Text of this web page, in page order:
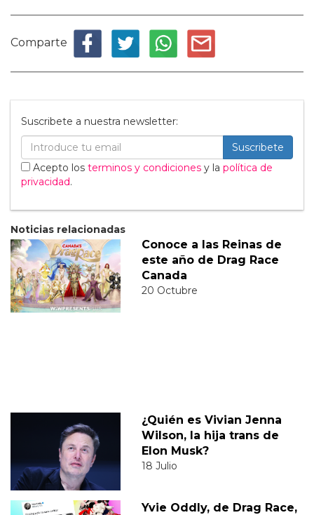
Comparte
Suscribete a nuestra newsletter:
Suscribete
Acepto los terminos y condiciones y la política de
privacidad.
Noticias relacionadas
Conoce a las Reinas de
este año de Drag Race
Canada
20 Octubre
¿Quién es Vivian Jenna
Wilson, la hija trans de
Elon Musk?
18 Julio
Yvie Oddly, de Drag Race,